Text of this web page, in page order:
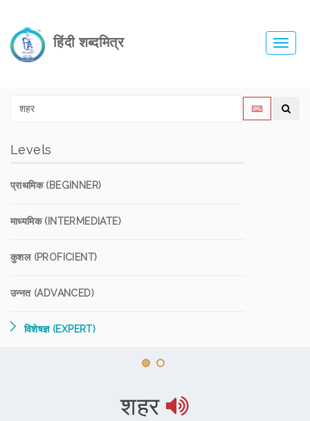
हिंदी शब्दमित्र
Levels
प्राथमिक (BEGINNER)
माध्यमिक (INTERMEDIATE)
कुशल (PROFICIENT)
उन्नत (ADVANCED)
विशेषज्ञ (EXPERT)
शहर